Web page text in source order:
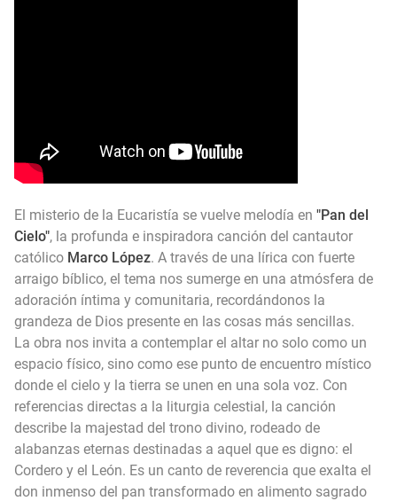
El misterio de la Eucaristía se vuelve melodía en "Pan del
Cielo", la profunda e inspiradora canción del cantautor
católico Marco López. A través de una lírica con fuerte
arraigo bíblico, el tema nos sumerge en una atmósfera de
adoración íntima y comunitaria, recordándonos la
grandeza de Dios presente en las cosas más sencillas.
La obra nos invita a contemplar el altar no solo como un
espacio físico, sino como ese punto de encuentro místico
donde el cielo y la tierra se unen en una sola voz. Con
referencias directas a la liturgia celestial, la canción
describe la majestad del trono divino, rodeado de
alabanzas eternas destinadas a aquel que es digno: el
Cordero y el León. Es un canto de reverencia que exalta el
don inmenso del pan transformado en alimento sagrado